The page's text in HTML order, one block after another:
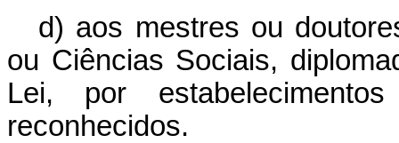
d) aos mestres ou
ou Ciências Sociais,
Lei, por
reconhecidos.